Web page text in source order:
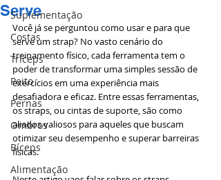
Suplementação
Costas
Tríceps
Peito
Pernas
Ombros
Bíceps
Alimentação
Serve
Você já se perguntou como usar e para que
serve um strap? No vasto cenário do
treinamento físico, cada ferramenta tem o
poder de transformar uma simples sessão de
exercícios em uma experiência mais
desafiadora e eficaz. Entre essas ferramentas,
os straps, ou cintas de suporte, são como
aliados valiosos para aqueles que buscam
otimizar seu desempenho e superar barreiras
físicas.